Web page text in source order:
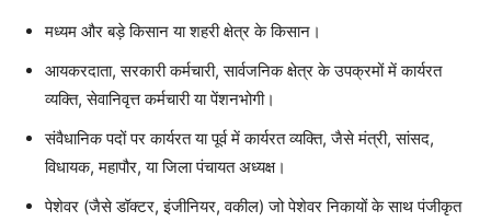
मध्यम और बड़े किसान या शहरी क्षेत्र के किसान।
आयकरदाता, सरकारी कर्मचारी, सार्वजनिक क्षेत्र के उपक्रमों में कार्यरत
व्यक्ति, सेवानिवृत्त कर्मचारी या पेंशनभोगी।
संवैधानिक पदों पर कार्यरत या पूर्व में कार्यरत व्यक्ति, जैसे मंत्री, सांसद,
विधायक, महापौर, या जिला पंचायत अध्यक्ष।
पेशेवर (जैसे डॉक्टर, इंजीनियर, वकील) जो पेशेवर निकायों के साथ पंजीकृत